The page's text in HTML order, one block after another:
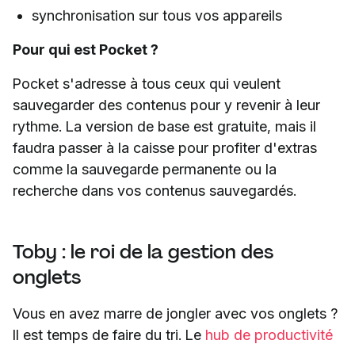
synchronisation sur tous vos appareils
Pour qui est Pocket ?
Pocket s'adresse à tous ceux qui veulent
sauvegarder des contenus pour y revenir à leur
rythme. La version de base est gratuite, mais il
faudra passer à la caisse pour profiter d'extras
comme la sauvegarde permanente ou la
recherche dans vos contenus sauvegardés.
Toby : le roi de la gestion des
onglets
Vous en avez marre de jongler avec vos onglets ?
Il est temps de faire du tri. Le hub de productivité